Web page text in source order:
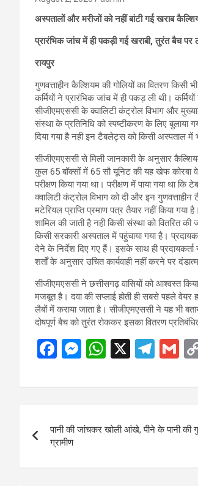
अस्पतालों और मरीजों को नहीं बांटी गई खराब
प्रारंभिक जांच में ही पकड़ी गई खराबी, तुरंत बैच पर
रायपुर
गुणवत्ताहीन कैल्शियम की गोलियों का वितरण
कर्मियों ने प्रारंभिक जांच में ही पकड़ ली थी।
सीजीएमएससी के क्वालिटी कंट्रोल विभाग और
संस्था के प्रतिनिधि को स्पष्टीकरण के लिए बुलाया
दिया गया है नही इन टैबलेट्स को किसी अस्पताल में
सीजीएमएससी से मिली जानकारी के अनुसार
कुल 65 बॉक्सों में 65 सौ यूनिट की यह खेफ कोरबा
परीक्षण किया गया था। परीक्षण में पाया गया था
क्वालिटी कंट्रोल विभाग को दी और इन
मटेरियल प्राप्ति प्रमाण पत्र तैयार नहीं किया
शामिल की जाती है नही किसी संस्था को वितरित
किसी सरकारी अस्पताल में पहुंचाया गया है।
देने के निर्देश दिए गए हैं। इसके साथ ही
शर्तों के अनुसार उचित कार्यवाही नहीं करने पर
सीजीएमएससी ने छत्तीसगढ़ वासियों को आश्वस्त
मजबूत है। दवा की सप्लाई होती ही सबसे पहले वेयर
लैबों में कराया जाता है। सीजीएमएससी ने यह भी
दोषपूर्ण बैच को तुरंत रोककर इसका वितरण
F
ce
o
o
k
M
se
g
W
at
A
p
X
T
e
a
G
ail
navigation
पानी की जांचकर खोली आंखे, पीने के पानी की
ग्रामीण